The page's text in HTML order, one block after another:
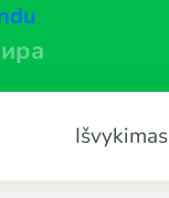
Išvykimas